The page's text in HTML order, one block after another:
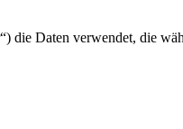
Daten verwendet, die